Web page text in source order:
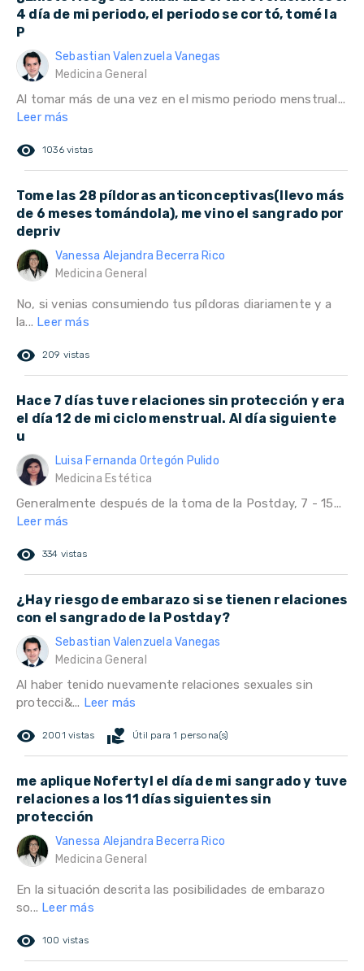
4 día de mi periodo, el periodo se cortó, tomé la
P
Sebastian Valenzuela Vanegas
Medicina General
Al tomar más de una vez en el mismo periodo menstrual...
Leer más
remove_red_eye 1036 vistas
Tome las 28 píldoras anticonceptivas(llevo más
de 6 meses tomándola), me vino el sangrado por
depriv
Vanessa Alejandra Becerra Rico
Medicina General
No, si venias consumiendo tus píldoras diariamente y a
la... Leer más
remove_red_eye 209 vistas
Hace 7 días tuve relaciones sin protección y era
el día 12 de mi ciclo menstrual. Al día siguiente
u
Luisa Fernanda Ortegón Pulido
Medicina Estética
Generalmente después de la toma de la Postday, 7 - 15...
Leer más
remove_red_eye 334 vistas
¿Hay riesgo de embarazo si se tienen relaciones
con el sangrado de la Postday?
Sebastian Valenzuela Vanegas
Medicina General
Al haber tenido nuevamente relaciones sexuales sin
protecci&... Leer más
remove_red_eye 2001 vistas volunteer_activism Útil para 1 persona(s)
me aplique Nofertyl el día de mi sangrado y tuve
relaciones a los 11 días siguientes sin
protección
Vanessa Alejandra Becerra Rico
Medicina General
En la situación descrita las posibilidades de embarazo
so... Leer más
remove_red_eye 100 vistas